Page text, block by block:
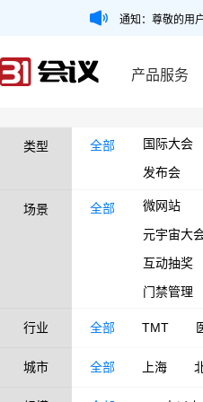
通知：尊敬的用
产品服务
类型 全部 国际大会
发布会
场景 全部 微网站
元宇宙大
互动抽奖
门禁管理
行业 全部 TMT
城市 全部 上海